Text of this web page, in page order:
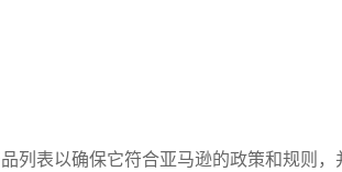
列表以确保它符合亚马逊的政策和规则，